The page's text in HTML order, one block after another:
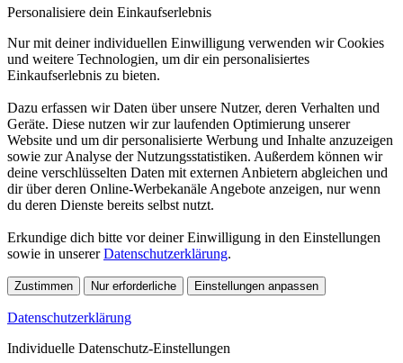
Personalisiere dein Einkaufserlebnis
Nur mit deiner individuellen Einwilligung verwenden wir Cookies
und weitere Technologien, um dir ein personalisiertes
Einkaufserlebnis zu bieten.
Dazu erfassen wir Daten über unsere Nutzer, deren Verhalten und
Geräte. Diese nutzen wir zur laufenden Optimierung unserer
Website und um dir personalisierte Werbung und Inhalte anzuzeigen
sowie zur Analyse der Nutzungsstatistiken. Außerdem können wir
deine verschlüsselten Daten mit externen Anbietern abgleichen und
dir über deren Online-Werbekanäle Angebote anzeigen, nur wenn
du deren Dienste bereits selbst nutzt.
Erkundige dich bitte vor deiner Einwilligung in den Einstellungen
sowie in unsererDatenschutzerklärung.
Zustimmen Nur erforderliche Einstellungen anpassen
Datenschutzerklärung
Individuelle Datenschutz-Einstellungen